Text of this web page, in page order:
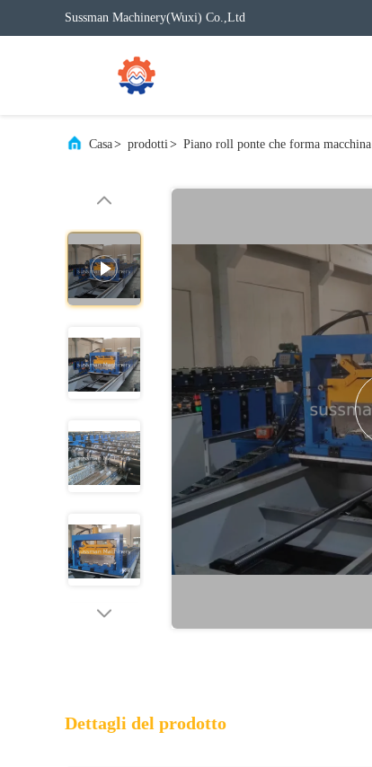
Sussman Machinery(Wuxi) Co.,Ltd
Casa> prodotti> Piano roll ponte che forma macchina
Dettagli del prodotto